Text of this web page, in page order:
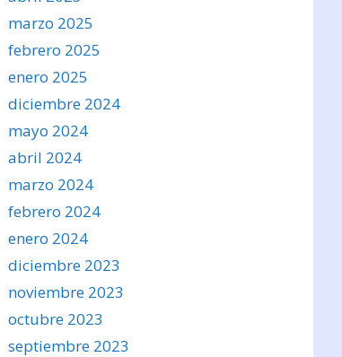
marzo 2025
febrero 2025
enero 2025
diciembre 2024
mayo 2024
abril 2024
marzo 2024
febrero 2024
enero 2024
diciembre 2023
noviembre 2023
octubre 2023
septiembre 2023